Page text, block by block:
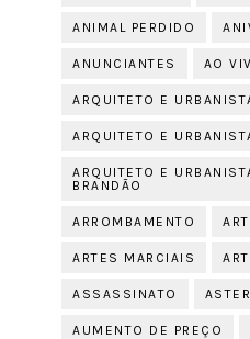
ANIMAL PERDIDO
ANUNCIANTES AO
ARQUITETO E
ARQUITETO E
ARQUITETO E
BRANDÃO
ARROMBAMENTO
ARTES MARCIAIS
ASSASSINATO
AUMENTO DE PREÇO